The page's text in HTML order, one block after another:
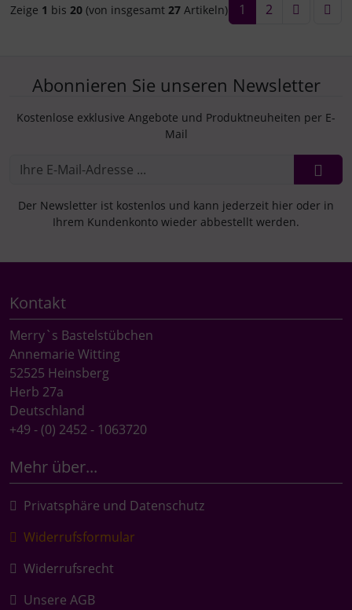
Zeige 1 bis 20(von insgesamt 27Artikeln) 1 2
Abonnieren Sie unseren Newsletter
Kostenlose exklusive Angebote und Produktneuheiten per E-
Mail
Der Newsletter ist kostenlos und kann jederzeit hier oder in
Ihrem Kundenkonto wieder abbestellt werden.
Kontakt
Merry`s Bastelstübchen
Annemarie Witting
52525 Heinsberg
Herb 27a
Deutschland
+49 - (0) 2452 - 1063720
Mehr über...
Privatsphäre und Datenschutz
Widerrufsformular
Widerrufsrecht
Unsere AGB